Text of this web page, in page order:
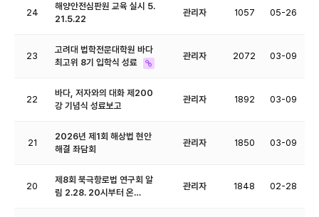
24
해양안전심판원 교육 실시 5.
21.5.22
관리자 1057 05-26
23
고려대 법학전문대학원 바다
최고위 8기 입학식 성료
관리자 2072 03-09
22
바다, 저자와의 대화 제200
강 기념식 성료보고
관리자 1892 03-09
21
2026년 제1회 해상법 현안
해결 좌담회
관리자 1850 03-09
20
제8회 북극항로법 연구회 알
림 2.28. 20시부터 온…
관리자 1848 02-28